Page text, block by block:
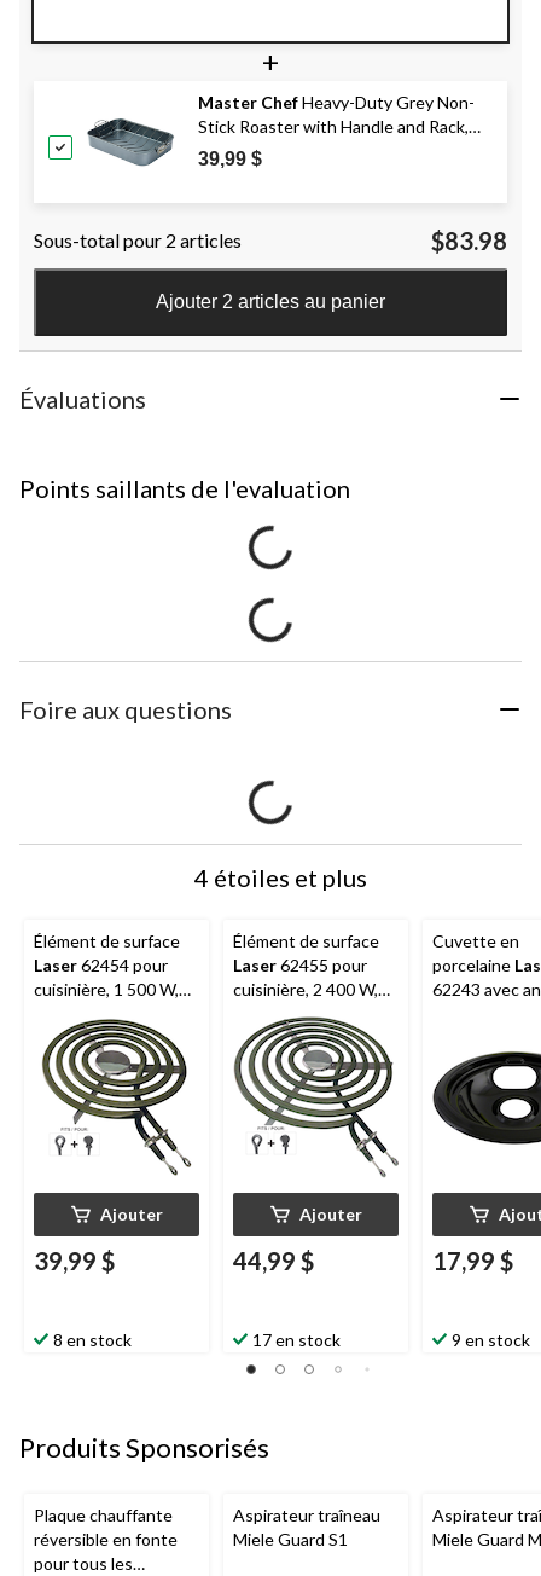
+
Master ChefHeavy-Duty Grey Non-
Stick Roaster with Handle and Rack,
17-in
39,99 $
Sous-total pour 2 articles $83.98
Ajouter 2 articles au panier
Évaluations
Points saillants de l'evaluation
Foire aux questions
4 étoiles et plus
Élément de surface
Laser62454 pour
cuisinière, 1 500 W,
Ajouter
39,99 $
8 en stock
Élément de surface
Laser62455 pour
cuisinière, 2 400 W,
240 V, 8 po
Ajouter
44,99 $
17 en stock
Cuvette en
porcelaine
62243 avec
17,99 $
9 en stock
Produits Sponsorisés
Plaque chauffante
réversible en fonte
pour tous les
Aspirateur traîneau
Miele Guard S1
Aspirateur
Miele Guard